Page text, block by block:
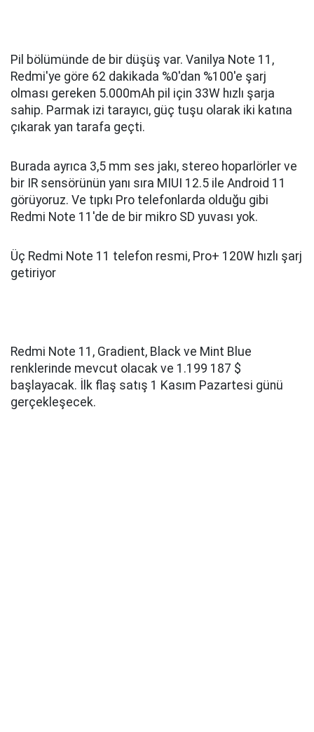
Pil bölümünde de bir düşüş var. Vanilya Note 11,
Redmi'ye göre 62 dakikada %0'dan %100'e şarj
olması gereken 5.000mAh pil için 33W hızlı şarja
sahip. Parmak izi tarayıcı, güç tuşu olarak iki katına
çıkarak yan tarafa geçti.
Burada ayrıca 3,5 mm ses jakı, stereo hoparlörler ve
bir IR sensörünün yanı sıra MIUI 12.5 ile Android 11
görüyoruz. Ve tıpkı Pro telefonlarda olduğu gibi
Redmi Note 11'de de bir mikro SD yuvası yok.
Üç Redmi Note 11 telefon resmi, Pro+ 120W hızlı şarj
getiriyor
Redmi Note 11, Gradient, Black ve Mint Blue
renklerinde mevcut olacak ve 1.199 187 $
başlayacak. İlk flaş satış 1 Kasım Pazartesi günü
gerçekleşecek.